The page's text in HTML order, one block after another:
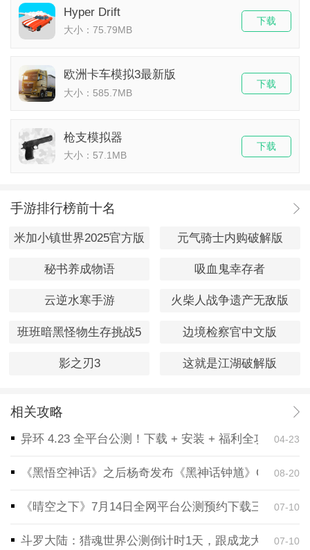
Hyper Drift
大小：75.79MB
下载
欧洲卡车模拟3最新版
大小：585.7MB
下载
枪支模拟器
大小：57.1MB
下载
手游排行榜前十名
米加小镇世界2025官方版 元气骑士内购破解版
秘书养成物语 吸血鬼幸存者
云逆水寒手游 火柴人战争遗产无敌版
班班暗黑怪物生存挑战5 边境检察官中文版
影之刃3 这就是江湖破解版
相关攻略
异环 4.23 全平台公测！下载 + 安装 + 福利全攻略，一
04-23
《黑悟空神话》之后杨奇发布《黑神话钟馗》CG！预
08-20
《晴空之下》7月14日全网平台公测预约下载三端同步
07-10
斗罗大陆：猎魂世界公测倒计时1天，跟成龙大哥一起
07-10